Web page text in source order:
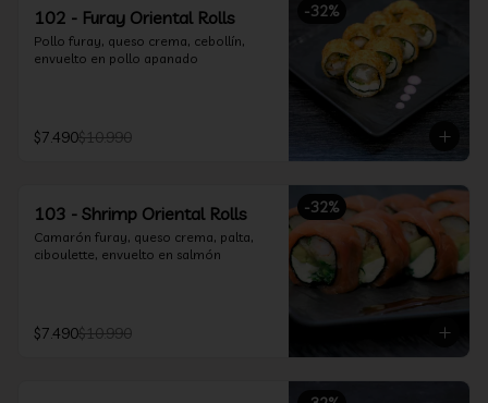
-32%
102 - Furay Oriental Rolls
Pollo furay, queso crema, cebollín,
envuelto en pollo apanado
$7.490$10.990
-32%
103 - Shrimp Oriental Rolls
Camarón furay, queso crema, palta,
ciboulette, envuelto en salmón
$7.490$10.990